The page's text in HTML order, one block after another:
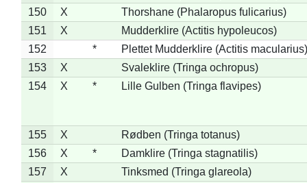
150
X
Thorshane (Phalaropus fulicarius)
151
X
Mudderklire (Actitis hypoleucos)
152
*
Plettet Mudderklire (Actitis macularius)
153
X
Svaleklire (Tringa ochropus)
154
X * Lille Gulben (Tringa flavipes)
155 X
Rødben (Tringa totanus)
156
X *
Damklire (Tringa stagnatilis)
157
X
Tinksmed (Tringa glareola)